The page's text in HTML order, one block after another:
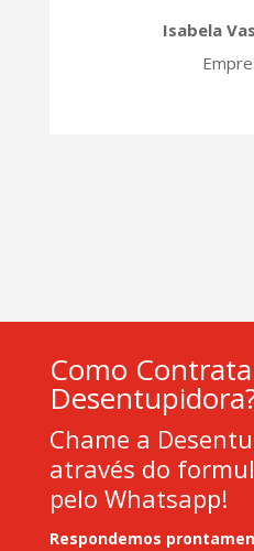
Isabela
Como
Chame a
através do
pelo Whatsapp!
Respondemos